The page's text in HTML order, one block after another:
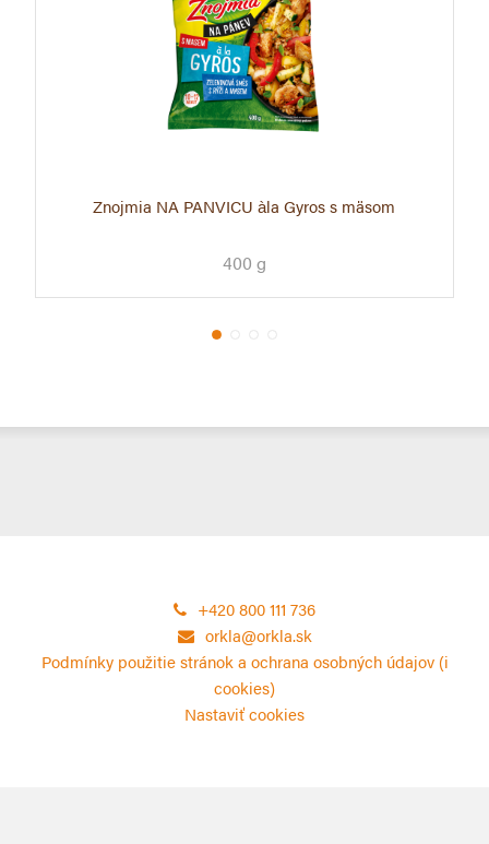
Znojmia NA PANVICU àla Gyros s mäsom
400 g
+420 800 111 736
orkla@orkla.sk
Podmínky použitie stránok a ochrana osobných údajov (i
cookies)
Nastaviť cookies